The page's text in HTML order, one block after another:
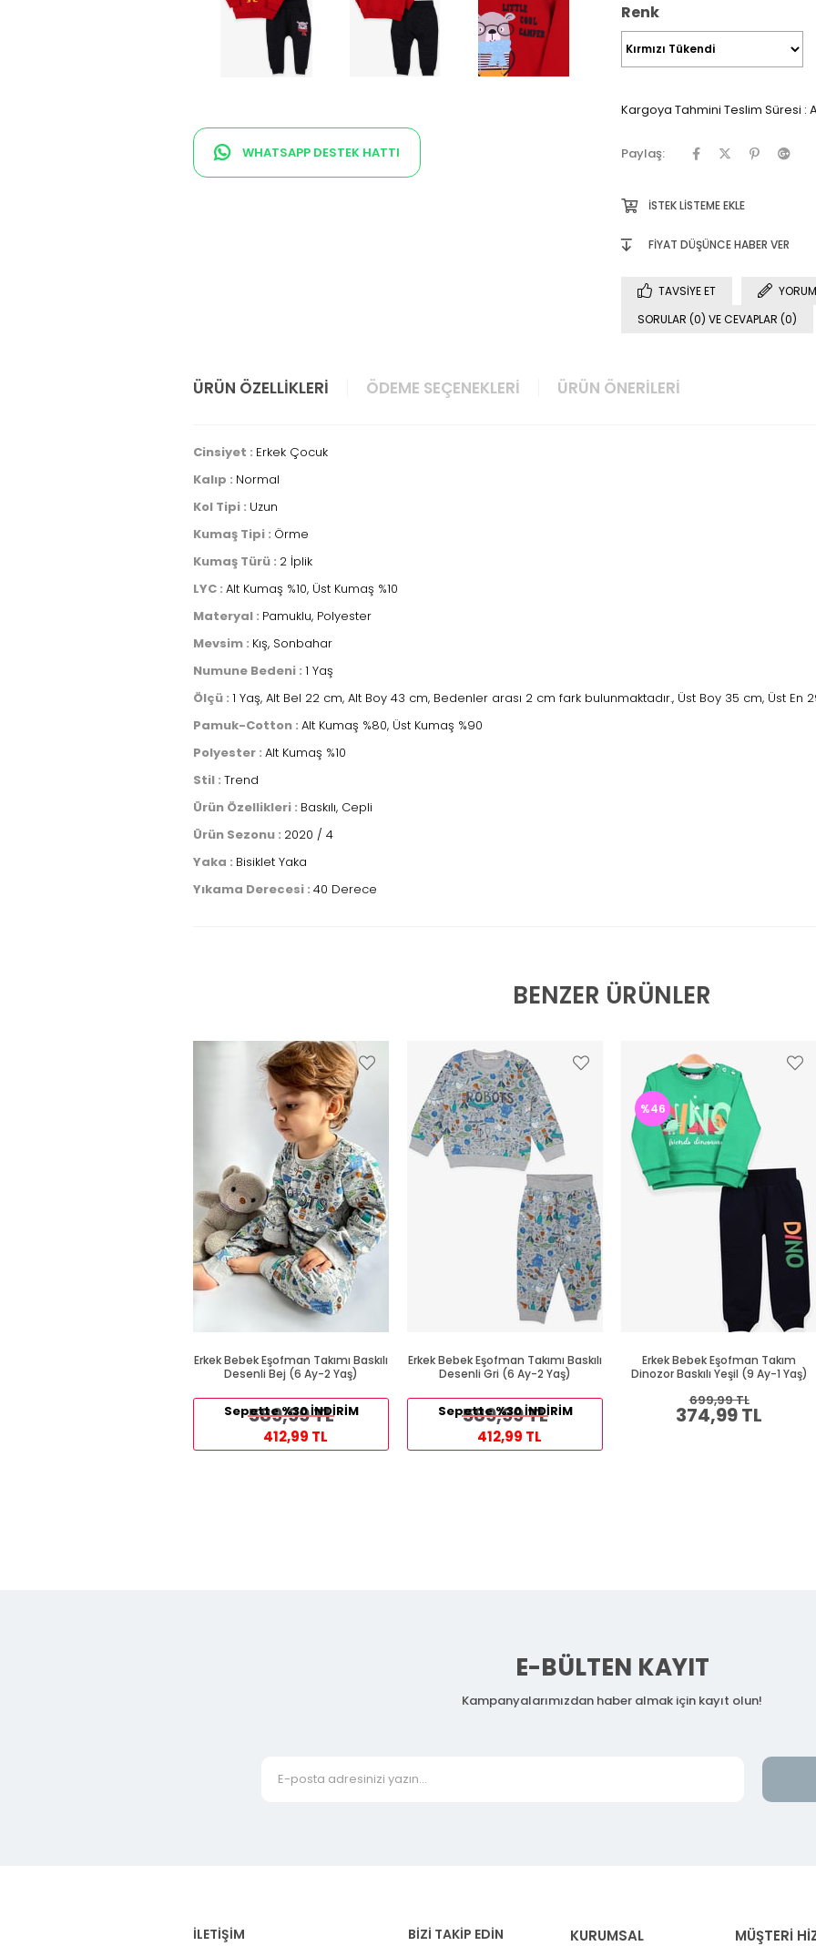
WHATSAPP DESTEK HATTI
Renk
Kargoya Tahmini Teslim Süresi :
Paylaş:
İSTEK LISTEME EKLE
FIYAT DÜŞÜNCE HABER VER
TAVSIYE ET
SORULAR (0) VE CEVAPLAR (0)
ÜRÜN ÖZELLIKLERI ÖDEME SEÇENEKLERI ÜRÜN ÖNERILERI
Cinsiyet : Erkek Çocuk
Kalıp : Normal
Kol Tipi : Uzun
Kumaş Tipi : Örme
Kumaş Türü : 2 İplik
LYC : Alt Kumaş %10, Üst Kumaş %10
Materyal : Pamuklu, Polyester
Mevsim : Kış, Sonbahar
Numune Bedeni : 1 Yaş
Ölçü : 1 Yaş, Alt Bel 22 cm, Alt Boy 43 cm, Bedenler arası 2 cm fark bulunmaktadır., Üst Boy 35 cm, Üst En
Pamuk-Cotton : Alt Kumaş %80, Üst Kumaş %90
Polyester : Alt Kumaş %10
Stil : Trend
Ürün Özellikleri : Baskılı, Cepli
Ürün Sezonu : 2020 / 4
Yaka : Bisiklet Yaka
Yıkama Derecesi : 40 Derece
BENZER ÜRÜNLER
Erkek Bebek Eşofman Takımı Baskılı
Desenli Bej (6 Ay-2 Yaş)
589,99 TL
Sepette %30 İNDİRİM
412,99 TL
Erkek Bebek Eşofman Takımı Baskılı
Desenli Gri (6 Ay-2 Yaş)
589,99 TL
Sepette %30 İNDİRİM
412,99 TL
Erkek Bebek Eşofman Takım
Dinozor Baskılı Yeşil (9 Ay-1 Yaş)
374,99 TL
699,99 TL
%46
E-BÜLTEN KAYIT
Kampanyalarımızdan haber almak için kayıt olun!
İLETİŞİM BİZİ TAKİP EDİN KURUMSAL MÜŞTERİ